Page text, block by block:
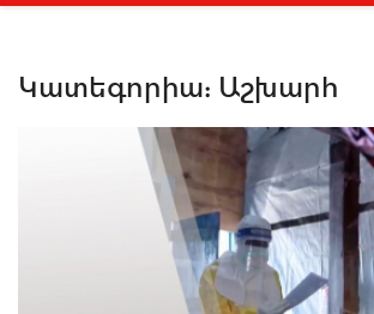
Կատեգորիա: Աշխարհ